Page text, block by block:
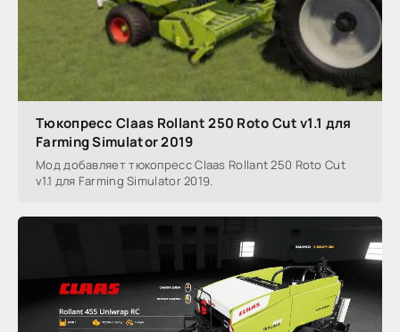
Тюкопресс Claas Rollant 250 Roto Cut v1.1 для
Farming Simulator 2019
Мод добавляет тюкопресс Claas Rollant 250 Roto Cut
v1.1 для Farming Simulator 2019.